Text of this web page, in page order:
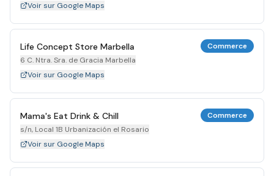
Voir sur Google Maps
Life Concept Store Marbella
6 C. Ntra. Sra. de Gracia Marbella
Commerce
Voir sur Google Maps
Mama's Eat Drink & Chill
s/n, Local 1B Urbanización el Rosario
Commerce
Voir sur Google Maps